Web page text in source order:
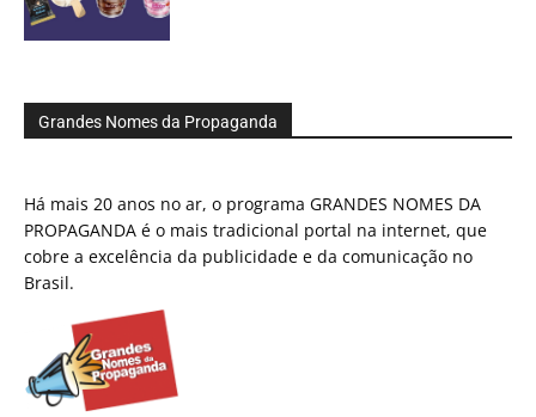
Grandes Nomes da Propaganda
Há mais 20 anos no ar, o programa GRANDES NOMES DA
PROPAGANDA é o mais tradicional portal na internet, que
cobre a excelência da publicidade e da comunicação no
Brasil.